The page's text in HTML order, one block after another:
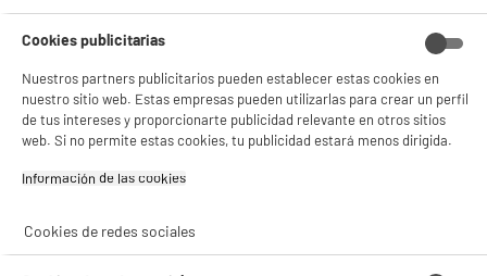
Cookies publicitarias
Nuestros partners publicitarios pueden establecer estas cookies en
nuestro sitio web. Estas empresas pueden utilizarlas para crear un perfil
de tus intereses y proporcionarte publicidad relevante en otros sitios
web. Si no permite estas cookies, tu publicidad estará menos dirigida.
Información de las cookies‎
Cookies de redes sociales